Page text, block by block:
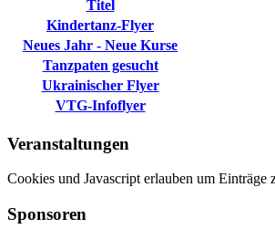
Titel
Kindertanz-Flyer
Neues Jahr - Neue Kurse
Tanzpaten gesucht
Ukrainischer Flyer
VTG-Infoflyer
Veranstaltungen
Cookies und Javascript erlauben um Einträge
Sponsoren